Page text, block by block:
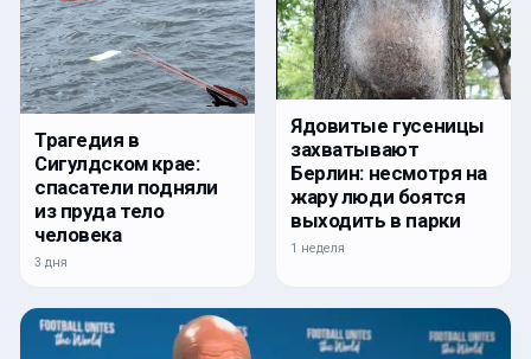
Трагедия в
Сигулдском крае:
спасатели подняли
из пруда тело
человека
3 дня
Ядовитые гусеницы
захватывают
Берлин: несмотря на
жару люди боятся
выходить в парки
1 неделя